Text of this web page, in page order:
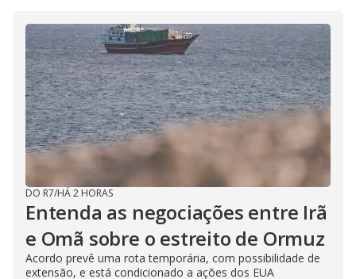
i
d
e
o
DO R7/HÁ 2 HORAS
Entenda as negociações entre Irã
e Omã sobre o estreito de Ormuz
Acordo prevê uma rota temporária, com possibilidade de
extensão, e está condicionado a ações dos EUA